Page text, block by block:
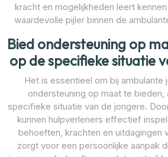
kracht en mogelijkheden leert
waardevolle pijler binnen de
Bied ondersteuning op
op de specifieke situatie
Het is essentieel om bij ambulante
ondersteuning op maat te
specifieke situatie van de jongere.
kunnen hulpverleners effectief
behoeften, krachten en uitdagingen
zorgt voor een persoonlijke aanpak